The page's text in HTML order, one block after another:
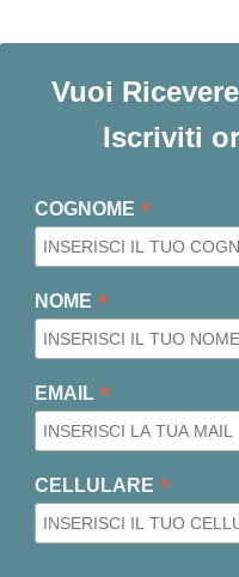
Vuoi
Iscriviti
COGNOME*
NOME*
EMAIL*
CELLULARE*